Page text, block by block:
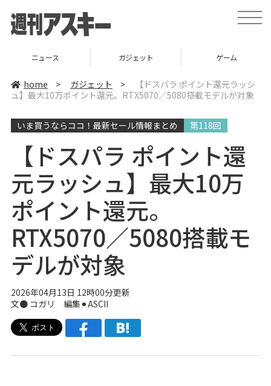
t
o
v
i
ニュース ガジェット ゲーム
home > ガジェット >
【ドスパラ ポイント還元ラッシ
ュ】最大10万ポイント還元。RTX5070／5080搭載モデルが対象
いま買うならココ！最新セール情報まとめ 第118回
【ドスパラ ポイント還
元ラッシュ】最大10万
ポイント還元。
RTX5070／5080搭載モ
デルが対象
2026年04月13日 12時00分更新
文● コガリ 編集⚫︎ASCII